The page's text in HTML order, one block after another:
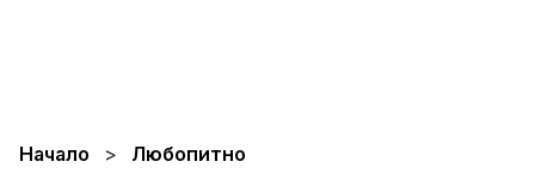
Начало Любопитно